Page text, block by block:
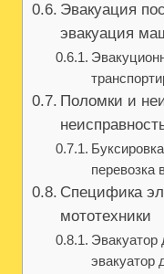
Эвакуация
эвакуация
Поломки и
перевозка
Специфика
мототехники
Эвакуатор
эвакуатор